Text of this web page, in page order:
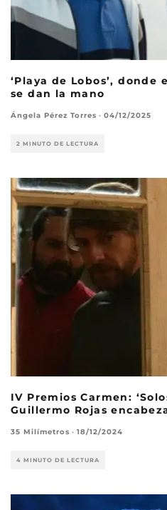
‘Playa de Lobos’,
se dan la mano
Ángela Pérez Torres · 04/12/2025
2 MINUTO DE LECTURA
IV Premios Carmen:
Guillermo Rojas
35 Milímetros · 18/12/2024
4 MINUTO DE LECTURA